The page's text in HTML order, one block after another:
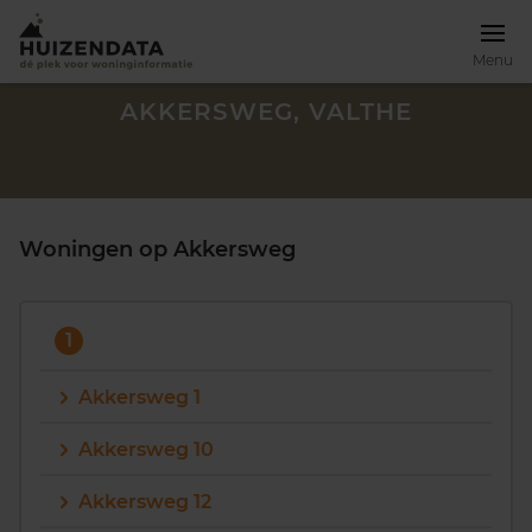
Menu
AKKERSWEG, VALTHE
Woningen op Akkersweg
1
Akkersweg 1
Akkersweg 10
Akkersweg 12